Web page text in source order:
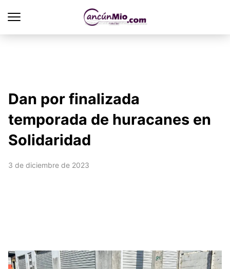
Dan por finalizada
temporada de huracanes en
Solidaridad
3 de diciembre de 2023